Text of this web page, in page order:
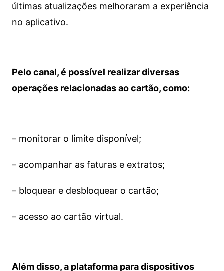
últimas atualizações melhoraram a experiência
no aplicativo.
Pelo canal, é possível realizar diversas
operações relacionadas ao cartão, como:
– monitorar o limite disponível;
– acompanhar as faturas e extratos;
– bloquear e desbloquear o cartão;
– acesso ao cartão virtual.
Além disso, a plataforma para dispositivos